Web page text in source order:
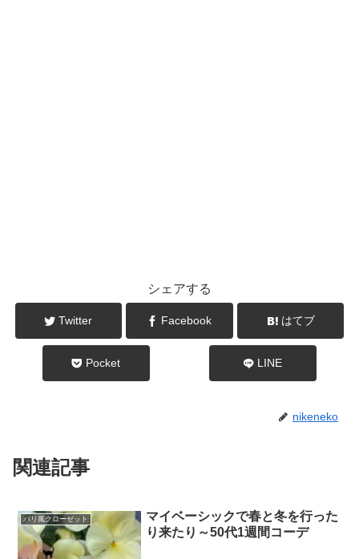
シェアする
Twitter Facebook はてブ
Pocket LINE
nikeneko
関連記事
パリ風クローゼット
マイベーシックで春と冬を行った
り来たり～50代1週間コーデ